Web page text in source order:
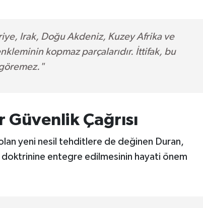
Irak, Doğu Akdeniz, Kuzey Afrika ve
kopmaz parçalarıdır. İttifak, bu
Çağrısı
yeni nesil tehditlere de değinen Duran,
entegre edilmesinin hayati önem